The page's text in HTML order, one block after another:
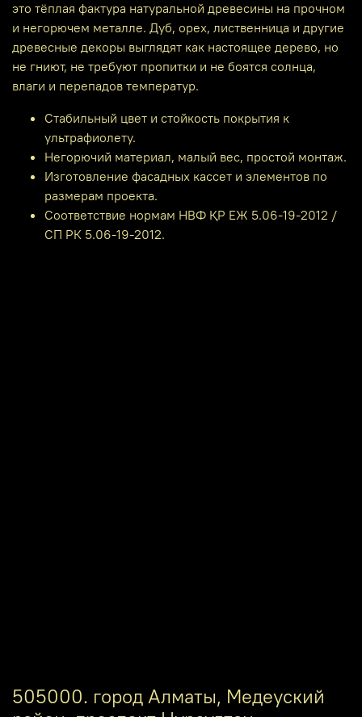
это тёплая фактура натуральной древесины на прочном
и негорючем металле. Дуб, орех, лиственница и другие
древесные декоры выглядят как настоящее дерево, но
не гниют, не требуют пропитки и не боятся солнца,
влаги и перепадов температур.
Стабильный цвет и стойкость покрытия к
ультрафиолету.
Негорючий материал, малый вес, простой монтаж.
Изготовление фасадных кассет и элементов по
размерам проекта.
Соответствие нормам НВФ ҚР ЕЖ 5.06-19-2012 /
СП РК 5.06-19-2012.
505000. город Алматы, Медеуский